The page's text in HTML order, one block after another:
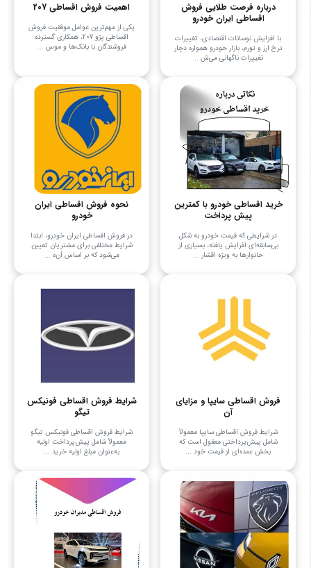
درباره فرصت طلایی فروش
اقساطی ایران خودرو
با افزایش نوسانات اقتصادی، تغییرات
نرخ ارز و تورم، بازار خودرو همواره دچار
تغییرات ناگهانی می‌ش ...
اهمیت فروش اقساطی 207
یکی از مهم‌ترین عوامل موفقیت فروش
اقساطی پژو 207، همکاری گسترده
فروشندگان با بانک‌ها و موس ...
خرید اقساطی خودرو با کمترین
پیش پرداخت
در شرایطی که قیمت خودرو به شکل
بی‌سابقه‌ای افزایش یافته، بسیاری از
خانوارها به ویژه اقشار ...
نحوه فروش اقساطی ایران
خودرو
در فروش اقساطی ایران خودرو، ابتدا
شرایط مختلفی برای مشتریان تعیین
می‌شود که بر اساس آن‌ه ...
فروش اقساطی سایپا و مزایای
آن
شرایط فروش اقساطی سایپا معمولاً
شامل پیش‌پرداختی معقول است که
بخش عمده‌ای از قیمت خود ...
شرایط فروش اقساطی فونیکس
تیگو
شرایط فروش اقساطی فونیکس تیگو
معمولاً شامل پیش‌پرداخت اولیه
به‌عنوان مبلغ اولیه خرید ...